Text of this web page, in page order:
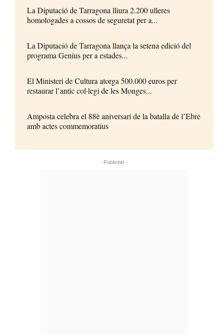
La Diputació de Tarragona lliura 2.200 ulleres
homologades a cossos de seguretat per a...
La Diputació de Tarragona llança la setena edició del
programa Genius per a estades...
El Ministeri de Cultura atorga 500.000 euros per
restaurar l’antic col·legi de les Monges...
Amposta celebra el 88è aniversari de la batalla de l’Ebre
amb actes commemoratius
- Publicitat -